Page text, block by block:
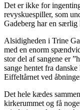
Det er ikke for
revyskuespiller, som
Gadeberg har en
Alsidigheden i Trine
med en enorm
stor del af sangene er
sange hentet fra
Eiffeltårnet ved
Det hele kædes
kirkerummet og få